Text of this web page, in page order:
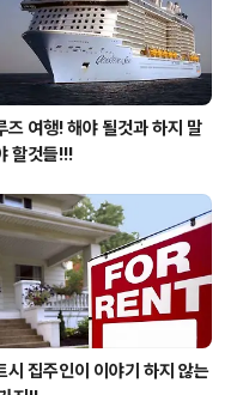
즈 여행! 해야 될것과 하지 말
할것들!!!
시 집주인이 이야기 하지 않는